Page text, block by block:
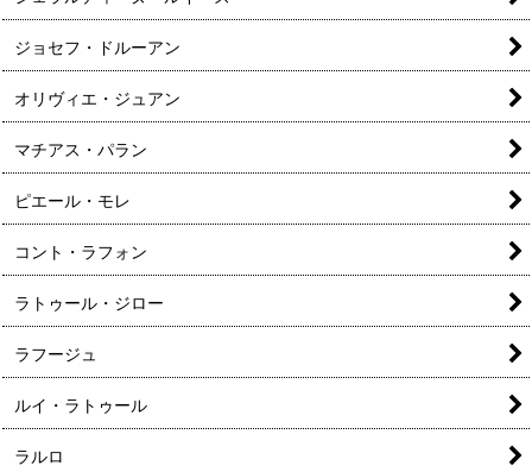
ジョセフ・ドルーアン
オリヴィエ・ジュアン
マチアス・パラン
ピエール・モレ
コント・ラフォン
ラトゥール・ジロー
ラフージュ
ルイ・ラトゥール
ラルロ